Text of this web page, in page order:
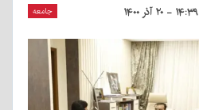
جامعه ۱۴:۳۹ - ۲۰ آذر ۱۴۰۰